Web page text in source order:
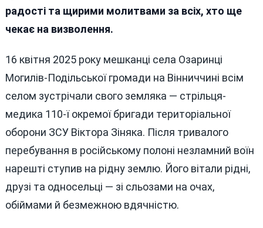
радості та щирими молитвами за всіх, хто ще
чекає на визволення.
16 квітня 2025 року мешканці села Озаринці
Могилів-Подільської громади на Вінниччині всім
селом зустрічали свого земляка — стрільця-
медика 110-ї окремої бригади територіальної
оборони ЗСУ Віктора Зіняка. Після тривалого
перебування в російському полоні незламний воїн
нарешті ступив на рідну землю. Його вітали рідні,
друзі та односельці — зі сльозами на очах,
обіймами й безмежною вдячністю.